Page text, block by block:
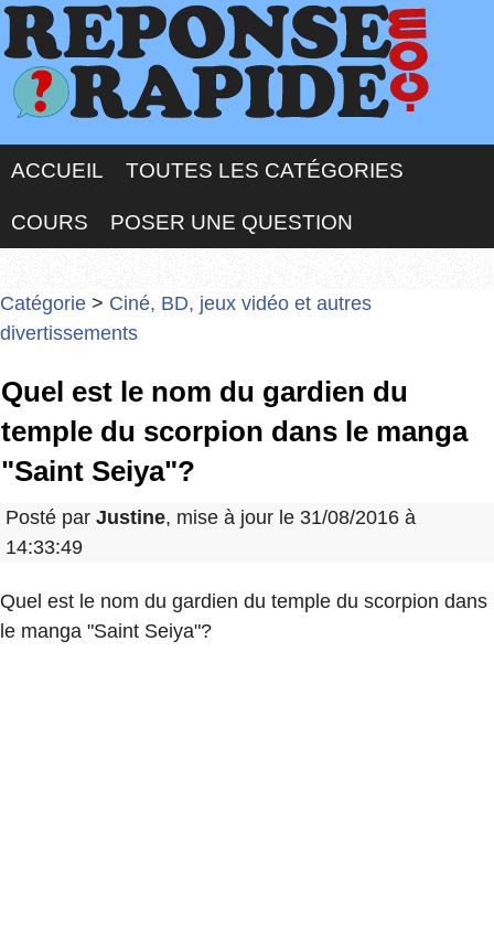
ACCUEIL TOUTES LES CATÉGORIES
COURS POSER UNE QUESTION
Catégorie > Ciné, BD, jeux vidéo et autres
divertissements
Quel est le nom du gardien du
temple du scorpion dans le manga
"Saint Seiya"?
Posté par Justine, mise à jour le 31/08/2016 à
14:33:49
Quel est le nom du gardien du temple du scorpion dans
le manga "Saint Seiya"?